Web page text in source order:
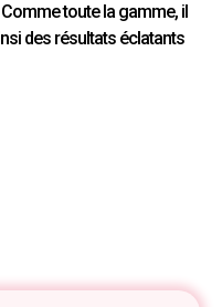
toute la gamme, il
des résultats éclatants